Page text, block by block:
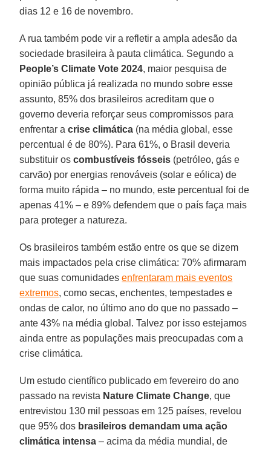
dias 12 e 16 de novembro.
A rua também pode vir a refletir a ampla adesão da
sociedade brasileira à pauta climática. Segundo a
People’s Climate Vote 2024, maior pesquisa de
opinião pública já realizada no mundo sobre esse
assunto, 85% dos brasileiros acreditam que o
governo deveria reforçar seus compromissos para
enfrentar acrise climática (na média global, esse
percentual é de 80%). Para 61%, o Brasil deveria
substituir oscombustíveis fósseis (petróleo, gás e
carvão) por energias renováveis (solar e eólica) de
forma muito rápida – no mundo, este percentual foi de
apenas 41% – e 89% defendem que o país faça mais
para proteger a natureza.
Os brasileiros também estão entre os que se dizem
mais impactados pela crise climática: 70% afirmaram
que suas comunidadesenfrentaram mais eventos
extremos, como secas, enchentes, tempestades e
ondas de calor, no último ano do que no passado –
ante 43% na média global. Talvez por isso estejamos
ainda entre as populações mais preocupadas com a
crise climática.
Um estudo científico publicado em fevereiro do ano
passado na revista Nature Climate Change, que
entrevistou 130 mil pessoas em 125 países, revelou
que 95% dos brasileiros demandam uma ação
climática intensa – acima da média mundial, de